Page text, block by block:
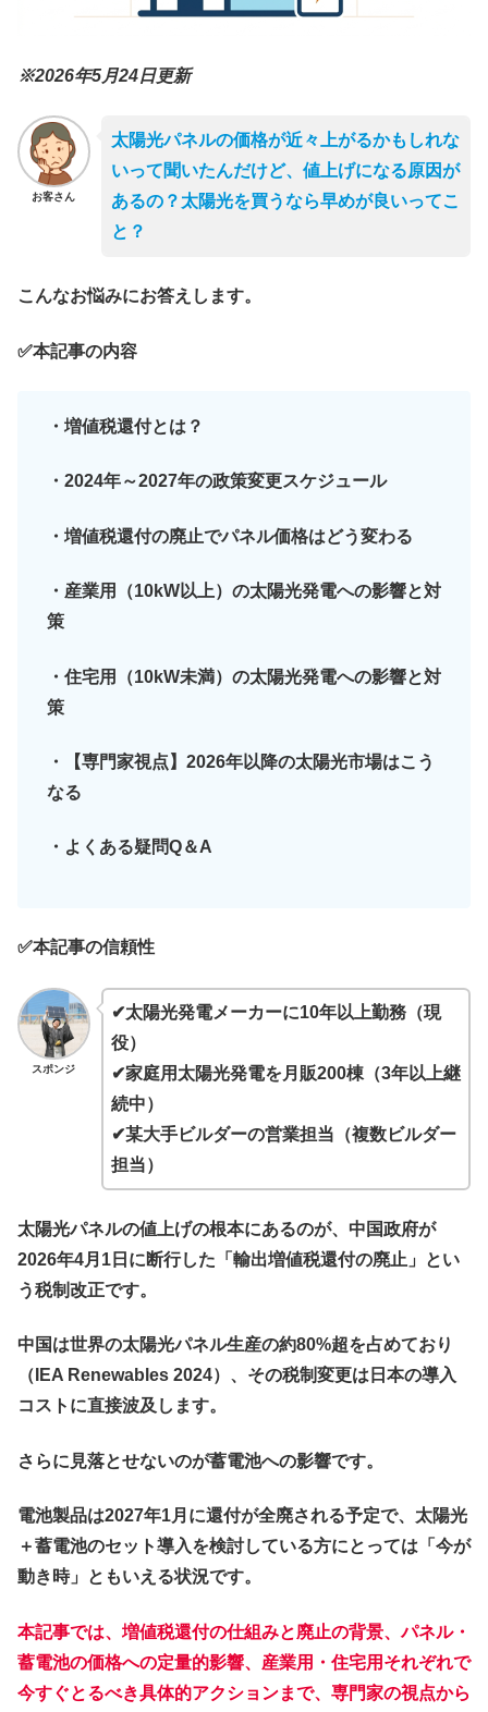
※2026年5月24日更新
お客さん
太陽光パネルの価格が近々上がるかもしれな
いって聞いたんだけど、値上げになる原因が
あるの？太陽光を買うなら早めが良いってこ
と？
こんなお悩みにお答えします。
✅本記事の内容
・増値税還付とは？
・2024年～2027年の政策変更スケジュール
・増値税還付の廃止でパネル価格はどう変わる
・産業用（10kW以上）の太陽光発電への影響と対
策
・住宅用（10kW未満）の太陽光発電への影響と対
策
・【専門家視点】2026年以降の太陽光市場はこう
なる
・よくある疑問Q＆A
✅本記事の信頼性
スポンジ
✔太陽光発電メーカーに10年以上勤務（現
役）
✔家庭用太陽光発電を月販200棟（3年以上継
続中）
✔某大手ビルダーの営業担当（複数ビルダー
担当）
太陽光パネルの値上げの根本にあるのが、中国政府が
2026年4月1日に断行した「輸出増値税還付の廃止」とい
う税制改正です。
中国は世界の太陽光パネル生産の約80%超を占めており
（IEA Renewables 2024）、その税制変更は日本の導入
コストに直接波及します。
さらに見落とせないのが蓄電池への影響です。
電池製品は2027年1月に還付が全廃される予定で、太陽光
＋蓄電池のセット導入を検討している方にとっては「今が
動き時」ともいえる状況です。
本記事では、増値税還付の仕組みと廃止の背景、パネル・
蓄電池の価格への定量的影響、産業用・住宅用それぞれで
今すぐとるべき具体的アクションまで、専門家の視点から